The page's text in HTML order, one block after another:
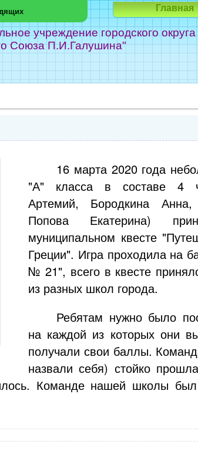
учреждение городского округа
Союза П.И.Галушина"
Главная
16 марта 2020 года
"А" класса в составе 4
Артемий, Бородкина
Попова Екатерина)
муниципальном квесте
Греции". Игра проходила на
№ 21", всего в квесте
из разных школ города.
Ребятам нужно было
на каждой из которых они
получали свои баллы.
назвали себя) стойко
Команде нашей школы был